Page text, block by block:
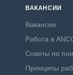
ВАКАНСИИ
Вакансии
Работа в
Советы по
Принципы